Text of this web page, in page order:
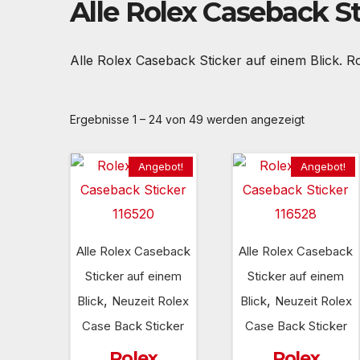
Alle Rolex Caseback
Alle Rolex Caseback Sticker auf einem Blick.
Ergebnisse 1 – 24 von 49 werden angezeigt
Angebot!
Alle Rolex Caseback
Sticker auf einem
Blick, Neuzeit Rolex
Case Back Sticker
Angebot!
Alle Rolex Caseback
Sticker auf einem
Blick, Neuzeit Rolex
Case Back Sticker